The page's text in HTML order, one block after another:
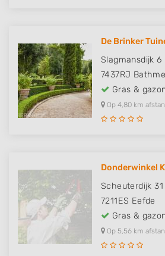
De Brinker
Slagmansdijk 6
7437RJ
Gras &
Op 4,80 km
Donderwinkel
Scheuterdijk 31
7211ES Eefde
Gras &
Op 5,56 km